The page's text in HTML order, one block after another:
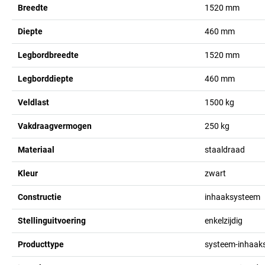
Breedte 1520 mm
Diepte 460 mm
Legbordbreedte 1520 mm
Legborddiepte 460 mm
Veldlast 1500 kg
Vakdraagvermogen 250 kg
Materiaal staaldraad
Kleur zwart
Constructie inhaaksysteem
Stellinguitvoering enkelzijdig
Producttype systeem-